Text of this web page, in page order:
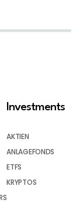
Investments
AKTIEN
ANLAGEFONDS
ETFS
KRYPTOS